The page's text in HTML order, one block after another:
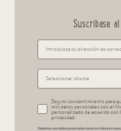
Suscríbase
Doy mi consentimiento para
mis datos personales con el
personalizado de acuerdo con
privacidad.
Tratamos sus datos personales como se indica en